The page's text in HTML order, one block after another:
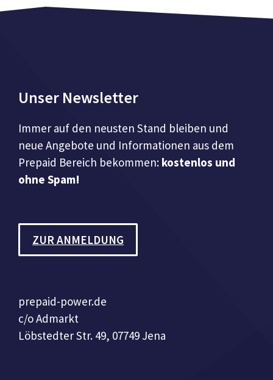
Unser Newsletter
Immer auf den neusten Stand bleiben und
neue Angebote und Informationen aus dem
Prepaid Bereich bekommen: kostenlos und
ohne Spam!
ZUR ANMELDUNG
prepaid-power.de
c/o Admarkt
Löbstedter Str. 49, 07749 Jena